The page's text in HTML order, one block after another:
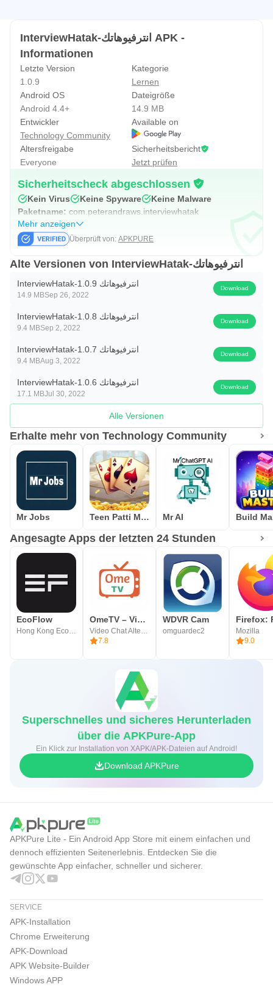
InterviewHatak-انترفيوهاتك APK -
Informationen
Letzte Version
1.0.9
Kategorie
Lernen
Android OS
Android 4.4+
Dateigröße
14.9 MB
Entwickler
Technology Community
Available on
Altersfreigabe
Everyone
Sicherheitsbericht
Jetzt prüfen
Sicherheitscheck abgeschlossen
Kein Virus Keine Spyware
Keine Malware
Paketname: com.peterandraws.interviewhatak
Mehr anzeigen
Überprüft von: APKPURE
Alte Versionen von InterviewHatak-انترفيوهاتك
InterviewHatak-انترفيوهاتك 1.0.9
14.9 MBSep 26, 2022
Download
InterviewHatak-انترفيوهاتك 1.0.8
9.4 MBSep 2, 2022
Download
InterviewHatak-انترفيوهاتك 1.0.7
9.4 MBAug 3, 2022
Download
InterviewHatak-انترفيوهاتك 1.0.6
17.1 MBJul 30, 2022
Download
Alle Versionen
Erhalte mehr von Technology Community
Mr Jobs Teen Patti Master Mr AI Build
Angesagte Apps der letzten 24 Stunden
EcoFlow OmeTV – Video Chat Alternative
7.8
WDVR Cam
omguardec2
Mozilla
9.0
Superschnelles und sicheres Herunterladen
über die APKPure-App
Ein Klick zur Installation von XAPK/APK-Dateien auf Android!
Download APKPure
APKPure Lite - Ein Android App Store mit einem einfachen und
dennoch effizienten Seitenerlebnis. Entdecken Sie die
gewünschte App einfacher, schneller und sicherer.
SERVICE
APK-Installation
Chrome Erweiterung
APK-Download
APK Website-Builder
Windows APP